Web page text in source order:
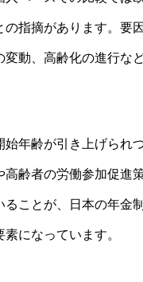
の指摘があります。要
変動、高齢化の進行な
始年齢が引き上げられ
高齢者の労働参加促進
ることが、日本の年金
になっています。